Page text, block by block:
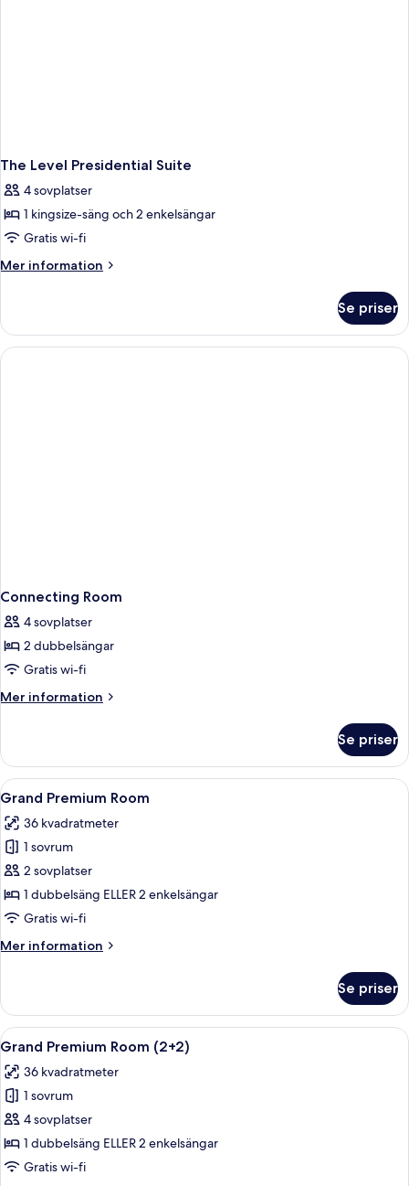
The Level Presidential Suite
4 sovplatser
1 kingsize-säng och 2 enkelsängar
Gratis wi-fi
Mer information
Mer
Level
Presidential
Suite
Se priser
Connecting Room
4 sovplatser
2 dubbelsängar
Gratis wi-fi
Mer information
Mer
Room
Se priser
Öppna
alla
foton
för
Grand
Premium
Room
Sängtillbehör av högsta kvalitet och
5
Grand Premium Room
36 kvadratmeter
1 sovrum
2 sovplatser
1 dubbelsäng ELLER 2 enkelsängar
Gratis wi-fi
Mer information
Mer
Premium
Room
Se priser
Öppna
alla
foton
för
Grand
Premium
Room
Sängtillbehör av högsta kvalitet och
5
Grand Premium Room (2+2)
36 kvadratmeter
1 sovrum
4 sovplatser
1 dubbelsäng ELLER 2 enkelsängar
Gratis wi-fi